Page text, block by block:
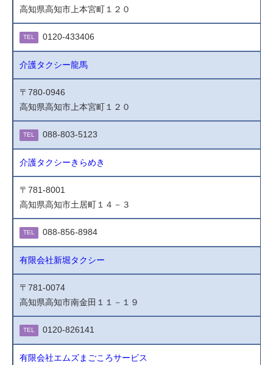
高知県高知市上本宮町１２０
TEL 0120-433406
介護タクシー龍馬
〒780-0946
高知県高知市上本宮町１２０
TEL 088-803-5123
介護タクシーきらめき
〒781-8001
高知県高知市土居町１４－３
TEL 088-856-8984
有限会社新堀タクシー
〒781-0074
高知県高知市南金田１１－１９
TEL 0120-826141
有限会社エムズまごころサービス